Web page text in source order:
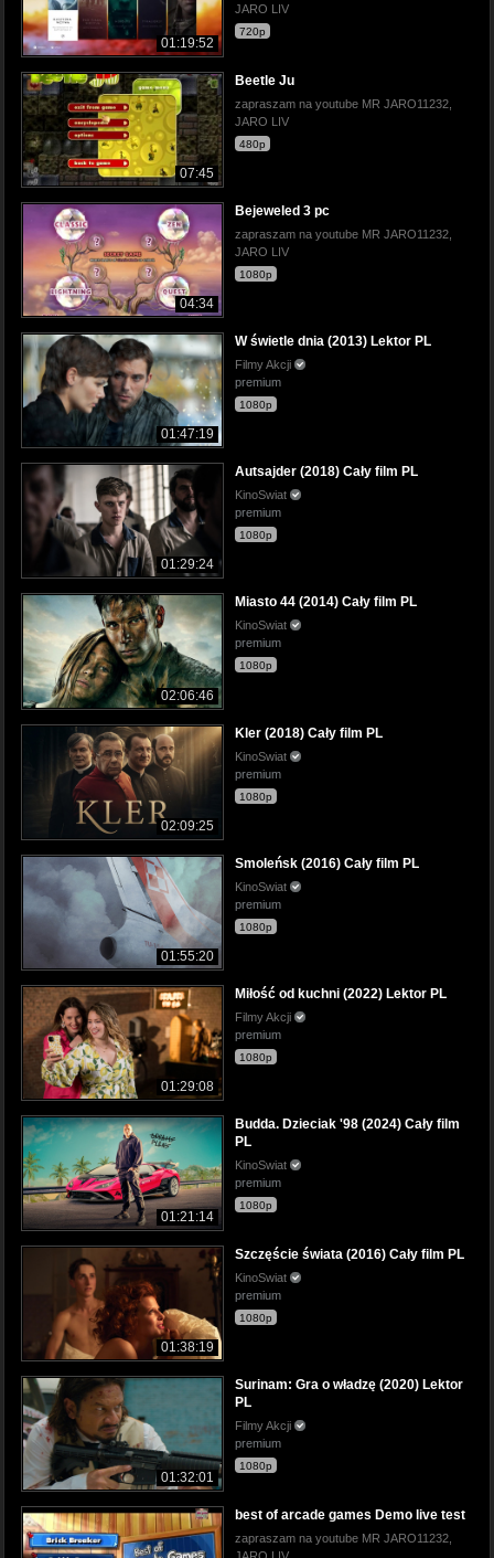
01:19:52
JARO LIV
720p
07:45
Beetle Ju
zapraszam na youtube MR JARO11232,
JARO LIV
480p
04:34
Bejeweled 3 pc
zapraszam na youtube MR JARO11232,
JARO LIV
1080p
01:47:19
W świetle dnia (2013) Lektor PL
Filmy Akcji
premium
1080p
01:29:24
Autsajder (2018) Cały film PL
KinoSwiat
premium
1080p
02:06:46
Miasto 44 (2014) Cały film PL
KinoSwiat
premium
1080p
02:09:25
Kler (2018) Cały film PL
KinoSwiat
premium
1080p
01:55:20
Smoleńsk (2016) Cały film PL
KinoSwiat
premium
1080p
01:29:08
Miłość od kuchni (2022) Lektor PL
Filmy Akcji
premium
1080p
01:21:14
Budda. Dzieciak '98 (2024) Cały film
PL
KinoSwiat
premium
1080p
01:38:19
Szczęście świata (2016) Cały film PL
KinoSwiat
premium
1080p
01:32:01
Surinam: Gra o władzę (2020) Lektor
PL
Filmy Akcji
premium
1080p
best of arcade games Demo live test
zapraszam na youtube MR JARO11232,